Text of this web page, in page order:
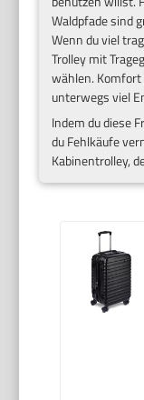
Waldpfade sind
Wenn du viel
Trolley mit
wählen. Komfort
unterwegs viel
Indem du diese
du Fehlkäufe
Kabinentrolley,